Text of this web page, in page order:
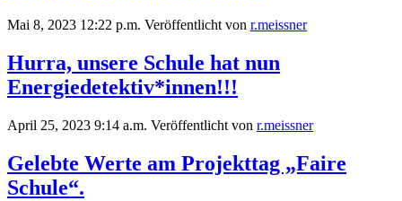
Mai 8, 2023 12:22 p.m. Veröffentlicht von r.meissner
Hurra, unsere Schule hat nun
Energiedetektiv*innen!!!
April 25, 2023 9:14 a.m. Veröffentlicht von r.meissner
Gelebte Werte am Projekttag „Faire
Schule“.